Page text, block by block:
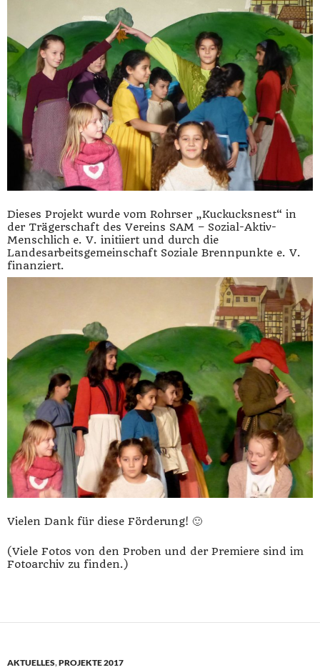
Dieses Projekt wurde vom Rohrser „Kuckucksnest“ in
der Trägerschaft des Vereins SAM – Sozial-Aktiv-
Menschlich e. V. initiiert und durch die
Landesarbeitsgemeinschaft Soziale Brennpunkte e. V.
finanziert.
Vielen Dank für diese Förderung! 🙂
(Viele Fotos von den Proben und der Premiere sind im
Fotoarchiv zu finden.)
AKTUELLES,PROJEKTE 2017